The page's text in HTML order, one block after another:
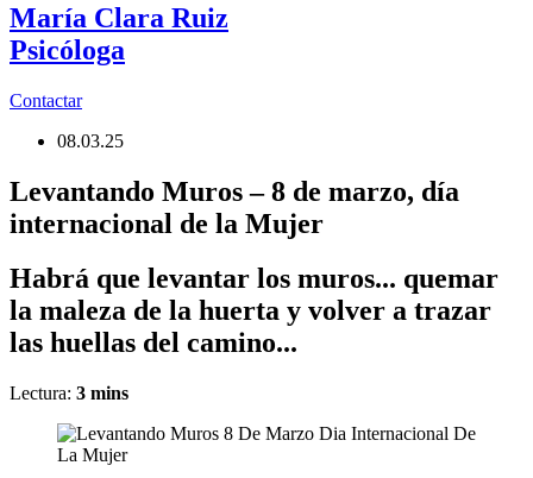
María Clara Ruiz
Psicóloga
Contactar
08.03.25
Levantando Muros – 8 de marzo, día
internacional de la Mujer
Habrá que levantar los muros... quemar
la maleza de la huerta y volver a trazar
las huellas del camino...
Lectura: 3 mins